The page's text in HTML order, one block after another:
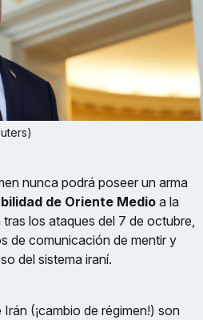
nunca podrá poseer un arma
de Oriente Medio a la
los ataques del 7 de octubre,
de comunicación de mentir y
del sistema iraní.
(¡cambio de régimen!) son